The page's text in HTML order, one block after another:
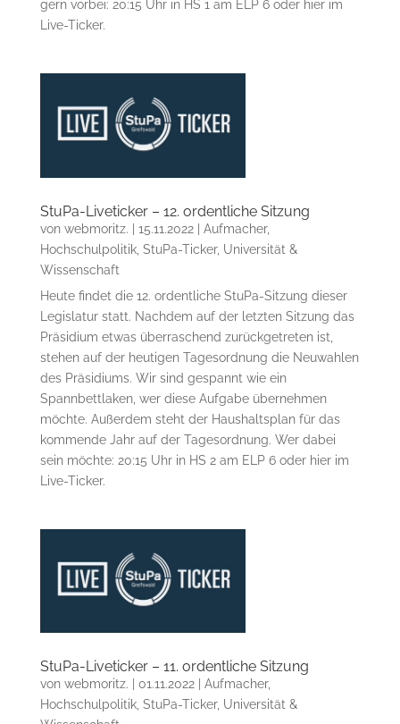
gern vorbei: 20:15 Uhr in HS 1 am ELP 6 oder hier im
Live-Ticker.
StuPa-Liveticker – 12. ordentliche Sitzung
von webmoritz. 15.11.2022| Aufmacher,
Hochschulpolitik, StuPa-Ticker, Universität &
Wissenschaft
Heute findet die 12. ordentliche StuPa-Sitzung dieser
Legislatur statt. Nachdem auf der letzten Sitzung das
Präsidium etwas überraschend zurückgetreten ist,
stehen auf der heutigen Tagesordnung die Neuwahlen
des Präsidiums. Wir sind gespannt wie ein
Spannbettlaken, wer diese Aufgabe übernehmen
möchte. Außerdem steht der Haushaltsplan für das
kommende Jahr auf der Tagesordnung. Wer dabei
sein möchte: 20:15 Uhr in HS 2 am ELP 6 oder hier im
Live-Ticker.
StuPa-Liveticker – 11. ordentliche Sitzung
von webmoritz. 01.11.2022| Aufmacher,
Hochschulpolitik, StuPa-Ticker, Universität &